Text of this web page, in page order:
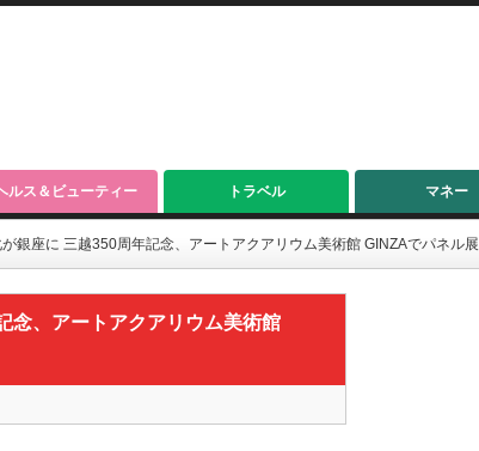
ルス＆ビューティー トラベル マネー
銀座に 三越350周年記念、アートアクアリウム美術館 GINZAでパネル展
念、アートアクアリウム美術館